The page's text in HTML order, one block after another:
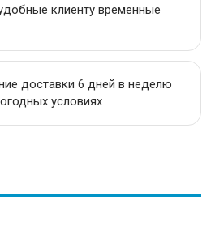
клиенту временные
доставки 6 дней в неделю
условиях